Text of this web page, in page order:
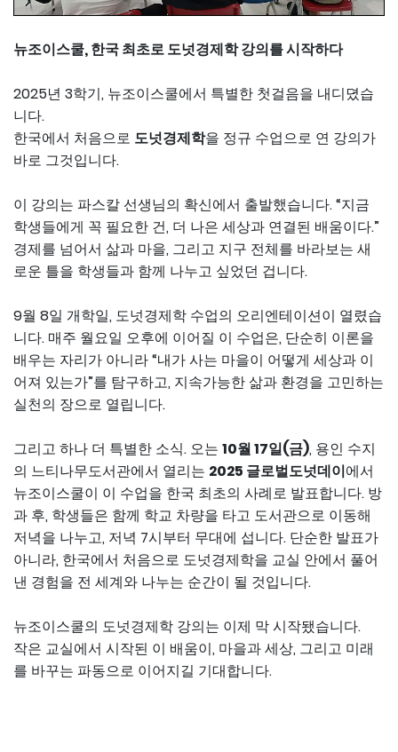
뉴조이스쿨, 한국 최초로 도넛경제학 강의를 시작하다
2025년 3학기, 뉴조이스쿨에서 특별한 첫걸음을 내디뎠습
니다.
한국에서 처음으로 도넛경제학을 정규 수업으로 연 강의가
바로 그것입니다.
이 강의는 파스칼 선생님의 확신에서 출발했습니다. “지금
학생들에게 꼭 필요한 건, 더 나은 세상과 연결된 배움이다.”
경제를 넘어서 삶과 마을, 그리고 지구 전체를 바라보는 새
로운 틀을 학생들과 함께 나누고 싶었던 겁니다.
9월 8일 개학일, 도넛경제학 수업의 오리엔테이션이 열렸습
니다. 매주 월요일 오후에 이어질 이 수업은, 단순히 이론을
배우는 자리가 아니라 “내가 사는 마을이 어떻게 세상과 이
어져 있는가”를 탐구하고, 지속가능한 삶과 환경을 고민하는
실천의 장으로 열립니다.
그리고 하나 더 특별한 소식. 오는 10월 17일(금), 용인 수지
의 느티나무도서관에서 열리는 2025 글로벌도넛데이에서
뉴조이스쿨이 이 수업을 한국 최초의 사례로 발표합니다. 방
과 후, 학생들은 함께 학교 차량을 타고 도서관으로 이동해
저녁을 나누고, 저녁 7시부터 무대에 섭니다. 단순한 발표가
아니라, 한국에서 처음으로 도넛경제학을 교실 안에서 풀어
낸 경험을 전 세계와 나누는 순간이 될 것입니다.
뉴조이스쿨의 도넛경제학 강의는 이제 막 시작됐습니다.
작은 교실에서 시작된 이 배움이, 마을과 세상, 그리고 미래
를 바꾸는 파동으로 이어지길 기대합니다.